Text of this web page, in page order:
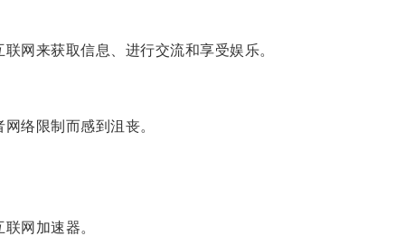
来获取信息、进行交流和享受娱乐。
络限制而感到沮丧。
网加速器。